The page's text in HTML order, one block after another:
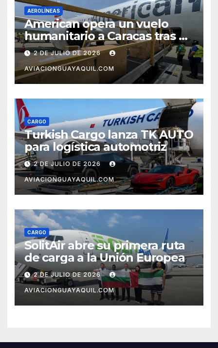
AEROLÍNEAS
American opera un vuelo
humanitario a Caracas tras el
terremoto en Venezuela
2 DE JULIO DE 2026
AVIACIONGUAYAQUIL.COM
CARGO
Turkish Cargo lanza TK AUTO
para logística automotriz
2 DE JULIO DE 2026
AVIACIONGUAYAQUIL.COM
CARGO
SolitAir abre su primera ruta
de carga a la Unión Europea
2 DE JULIO DE 2026
AVIACIONGUAYAQUIL.COM